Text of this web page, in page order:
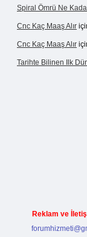
Spiral Ömrü Ne
Cnc Kaç Maaş Alır
Cnc Kaç Maaş Alır
Tarihte Bilinen Ilk
Reklam ve